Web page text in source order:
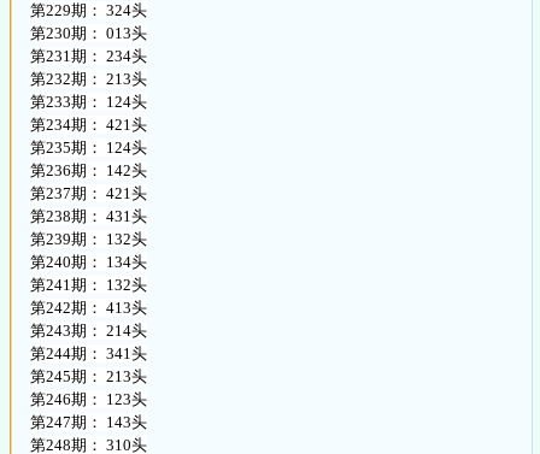
第229期： 324头
第230期： 013头
第231期： 234头
第232期： 213头
第233期： 124头
第234期： 421头
第235期： 124头
第236期： 142头
第237期： 421头
第238期： 431头
第239期： 132头
第240期： 134头
第241期： 132头
第242期： 413头
第243期： 214头
第244期： 341头
第245期： 213头
第246期： 123头
第247期： 143头
第248期： 310头